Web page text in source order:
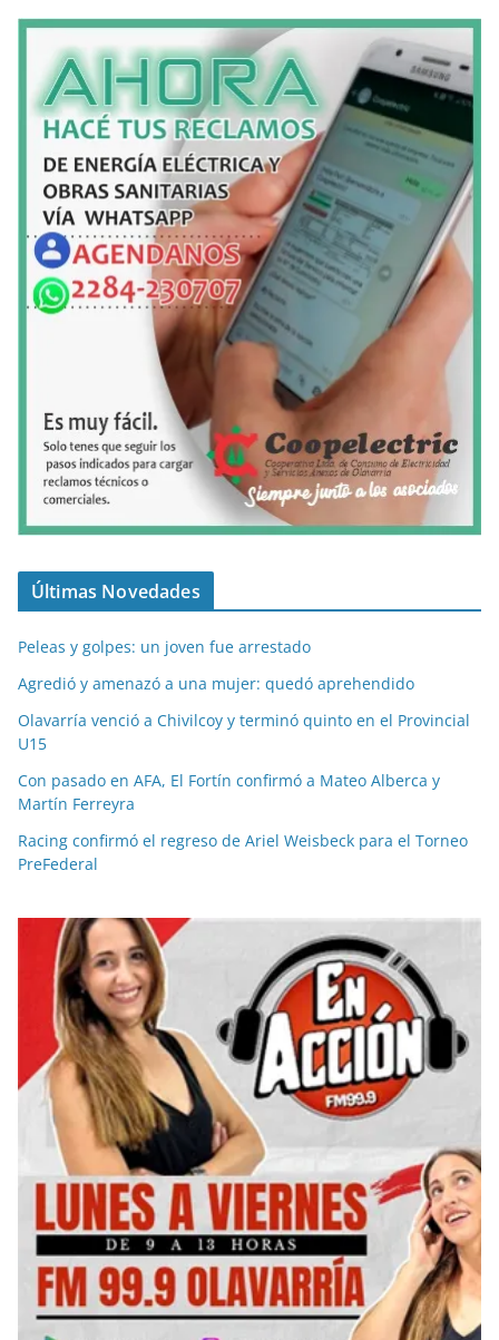
Últimas Novedades
Peleas y golpes: un joven fue arrestado
Agredió y amenazó a una mujer: quedó aprehendido
Olavarría venció a Chivilcoy y terminó quinto en el Provincial
U15
Con pasado en AFA, El Fortín confirmó a Mateo Alberca y
Martín Ferreyra
Racing confirmó el regreso de Ariel Weisbeck para el Torneo
PreFederal